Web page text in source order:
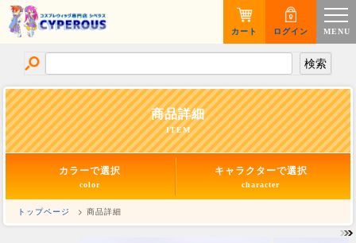
MENU
ログイン
カート
商品詳細
ITEM
カラーで選択
color
キャラクターで選択
character
トップページ > 商品詳細